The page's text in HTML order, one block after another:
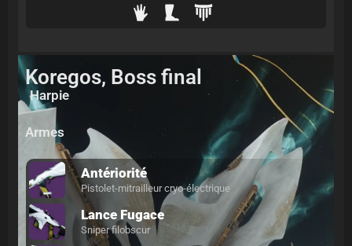
Koregos, Boss final
Harpie
Armes
Antériorité
Pistolet-mitrailleur cryo-électrique
Lance Fugace
Sniper filobscur